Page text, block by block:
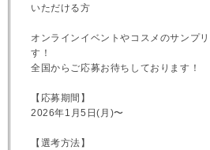
いただける方
オンラインイベントやコスメのサンプ
す！
全国からご応募お待ちしております！
【応募期間】
2026年1月5日(月)〜
【選考方法】